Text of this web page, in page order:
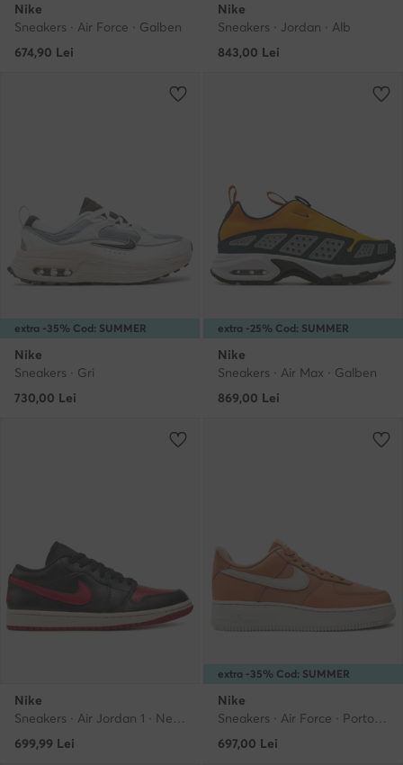
Nike
Sneakers · Air Force · Galben
674,90 Lei
Nike
Sneakers · Jordan · Alb
843,00 Lei
extra -35% Cod: SUMMER
Nike
Sneakers · Gri
730,00 Lei
extra -25% Cod: SUMMER
Nike
Sneakers · Air Max · Galben
869,00 Lei
Nike
Sneakers · Air Jordan 1 · Negru
699,99 Lei
extra -35% Cod: SUMMER
Nike
Sneakers · Air Force · Portocaliu
697,00 Lei